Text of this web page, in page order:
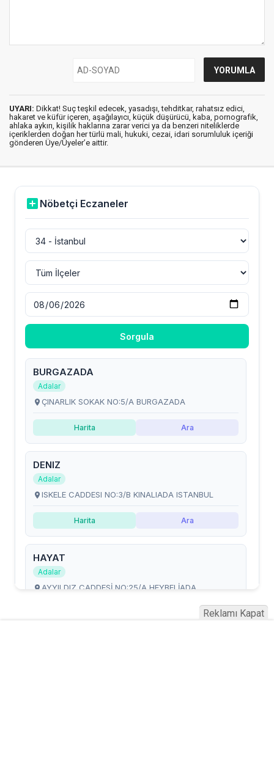
UYARI: Dikkat! Suç teşkil edecek, yasadışı, tehditkar, rahatsız edici,
hakaret ve küfür içeren, aşağılayıcı, küçük düşürücü, kaba, pornografik,
ahlaka aykırı, kişilik haklarına zarar verici ya da benzeri niteliklerde
içeriklerden doğan her türlü mali, hukuki, cezai, idari sorumluluk içeriği
gönderen Üye/Üyeler’e aittir.
Reklamı Kapat